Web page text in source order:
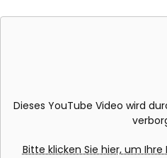
Dieses YouTube Video wird
Bitte klicken Sie hier, um